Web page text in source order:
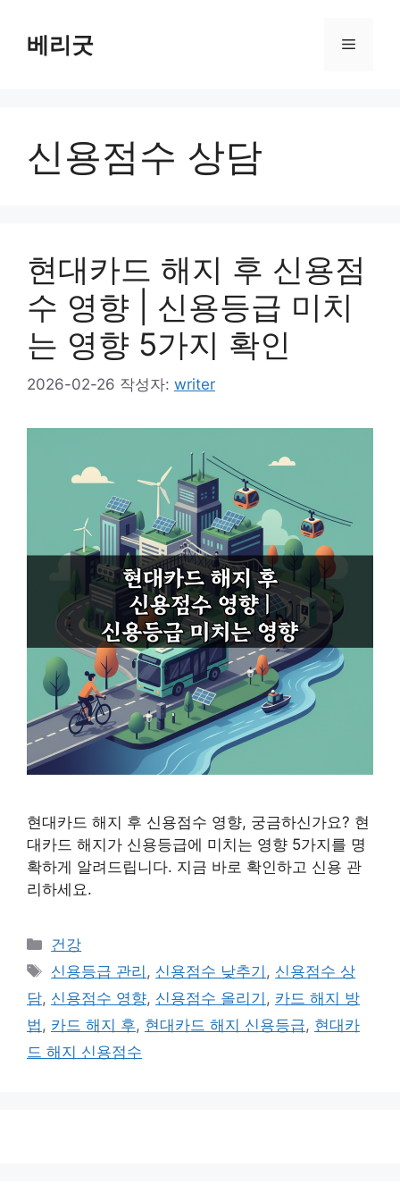
베리굿 메
신용점수 상담
현대카드 해지 후 신용점
수 영향 | 신용등급 미치
는 영향 5가지 확인
2026-02-26 작성자: writer
현대카드 해지 후 신용점수 영향, 궁금하신가요? 현
대카드 해지가 신용등급에 미치는 영향 5가지를 명
확하게 알려드립니다. 지금 바로 확인하고 신용 관
리하세요.
카
테
리
건강
태
그
신용등급 관리 , 신용점수 낮추기 , 신용점수 상
담, 신용점수 영향, 신용점수 올리기 , 카드 해지 방
법 , 카드 해지 후, 현대카드 해지 신용등급, 현대카
드 해지 신용점수